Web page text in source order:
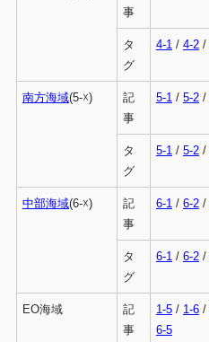
事
タ
グ
4-1/ 4-2/
南方海域(5-☓)
記
事
5-1/ 5-2/
タ
グ
5-1/ 5-2/
中部海域(6-☓)
記
事
6-1/ 6-2/
タ
グ
6-1/ 6-2/
EO海域
記
事
1-5/ 1-6/
6-5